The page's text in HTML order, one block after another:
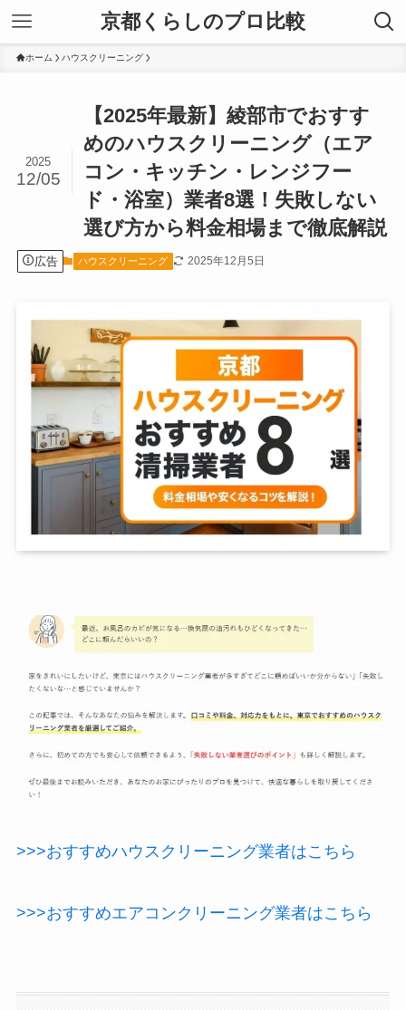
京都くらしのプロ比較
ホーム ハウスクリーニング
【2025年最新】綾部市でおすす
めのハウスクリーニング（エア
コン・キッチン・レンジフー
ド・浴室）業者8選！失敗しない
選び方から料金相場まで徹底解説
2025
12/05
広告 ハウスクリーニング 2025年12月5日
>>>おすすめハウスクリーニング業者はこちら
>>>おすすめエアコンクリーニング業者はこちら